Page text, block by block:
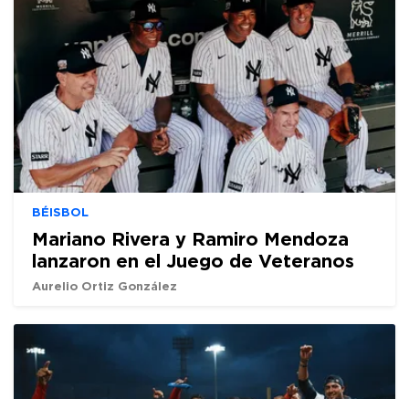
BÉISBOL
Mariano Rivera y Ramiro Mendoza
lanzaron en el Juego de Veteranos
Aurelio Ortiz González